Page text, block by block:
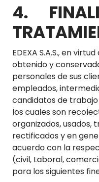
4.
EDEXA S.A.S., en
obtenido y
personales de sus
empleados,
candidatos de trabajo
los cuales son
organizados, usados,
rectificados y en
acuerdo con la
(civil, Laboral,
para los siguientes